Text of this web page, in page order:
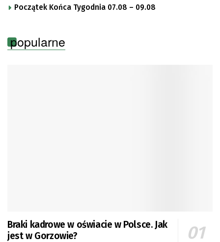
Początek Końca Tygodnia 07.08 – 09.08
popularne
Braki kadrowe w oświacie w Polsce. Jak
jest w Gorzowie?